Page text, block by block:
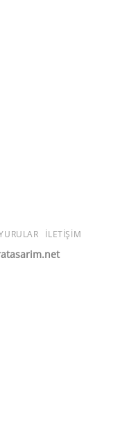
İLETIŞIM